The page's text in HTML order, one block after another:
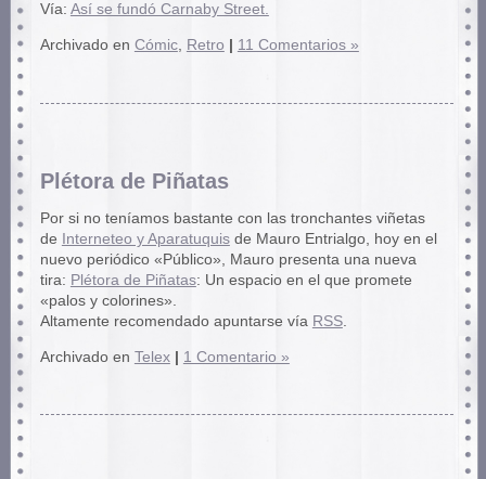
Vía: Así se fundó Carnaby Street.
Archivado en Cómic, Retro 11 Comentarios »
Plétora de Piñatas
Por si no teníamos bastante con las tronchantes viñetas
de
Interneteo y Aparatuquisde Mauro Entrialgo, hoy en el
nuevo periódico «Público», Mauro presenta una nueva
tira: Plétora de Piñatas: Un espacio en el que promete
«palos y colorines».
Altamente recomendado apuntarse vía RSS.
Archivado en Telex 1 Comentario »